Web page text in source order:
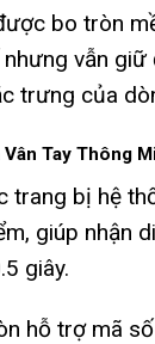
bo tròn
nhưng vẫn
trưng của
Tay Thông
trang bị hệ
giúp nhận
giây.
hỗ trợ mã